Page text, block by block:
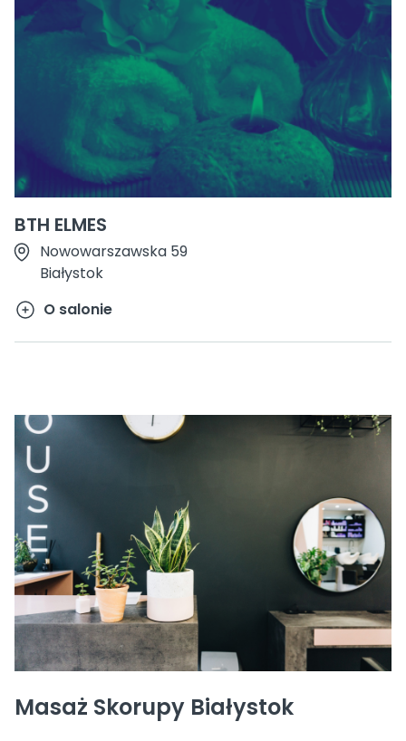
BTH ELMES
Nowowarszawska 59
Białystok
O salonie
Masaż Skorupy Białystok